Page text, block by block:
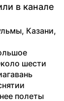
в канале
Казани,
шести